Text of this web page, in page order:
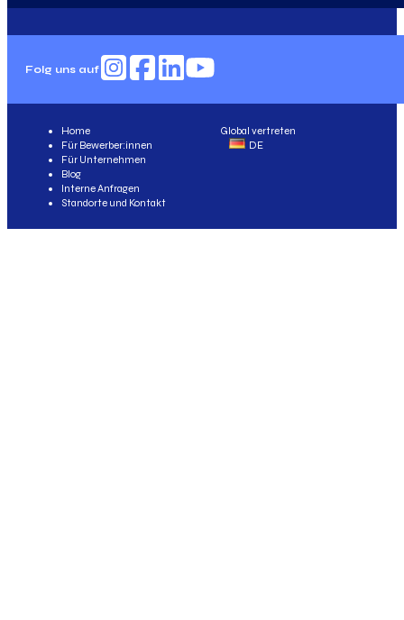
Folg uns auf
Global vertreten
DE
Home
Für Bewerber:innen
Für Unternehmen
Blog
Interne Anfragen
Standorte und Kontakt